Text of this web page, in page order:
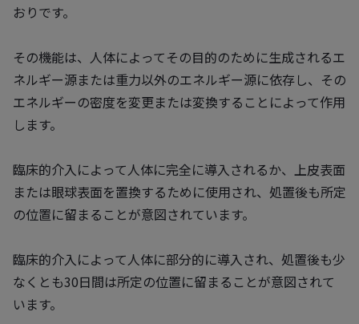
おりです。
その機能は、人体によってその目的のために生成されるエ
ネルギー源または重力以外のエネルギー源に依存し、その
エネルギーの密度を変更または変換することによって作用
します。
臨床的介入によって人体に完全に導入されるか、上皮表面
または眼球表面を置換するために使用され、処置後も所定
の位置に留まることが意図されています。
臨床的介入によって人体に部分的に導入され、処置後も少
なくとも30日間は所定の位置に留まることが意図されて
います。